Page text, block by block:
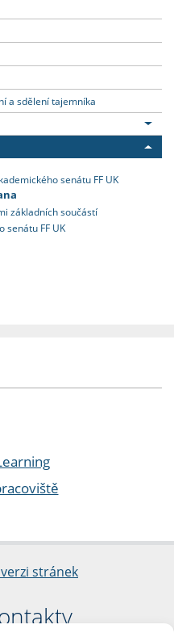
a sdělení tajemníka
senátu FF UK
základních součástí
senátu FF UK
stránek